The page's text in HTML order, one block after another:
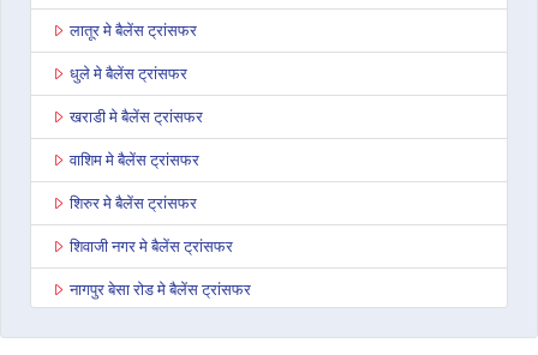
लातूर मे बैलेंस ट्रांसफर
धुले मे बैलेंस ट्रांसफर
खराडी मे बैलेंस ट्रांसफर
वाशिम मे बैलेंस ट्रांसफर
शिरुर मे बैलेंस ट्रांसफर
शिवाजी नगर मे बैलेंस ट्रांसफर
नागपुर बेसा रोड मे बैलेंस ट्रांसफर